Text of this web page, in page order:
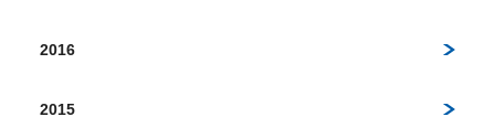
2016
2015